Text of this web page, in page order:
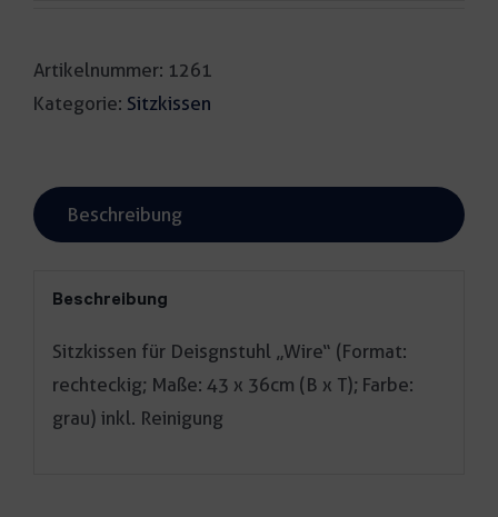
Artikelnummer: 1261
Kategorie: Sitzkissen
Beschreibung
Beschreibung
Sitzkissen für Deisgnstuhl „Wire“ (Format:
rechteckig; Maße: 43 x 36cm (B x T); Farbe:
grau) inkl. Reinigung